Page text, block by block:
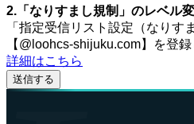
2.「なりすまし規制」のレベル
「指定受信リスト設定（なりす
【@loohcs-shijuku.com】を登録
詳細はこちら